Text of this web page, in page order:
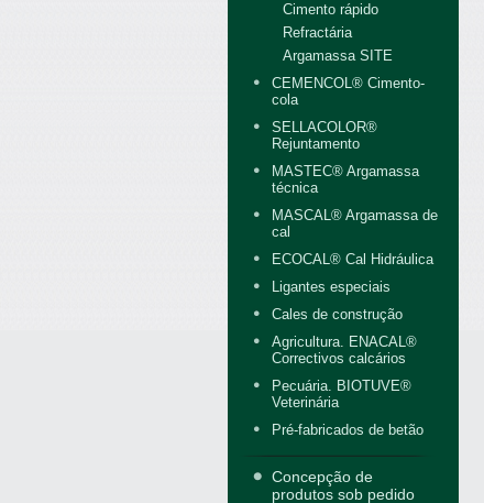
Cimento rápido
Refractária
Argamassa SITE
CEMENCOL® Cimento-
cola
SELLACOLOR®
Rejuntamento
MASTEC® Argamassa
técnica
MASCAL® Argamassa de
cal
ECOCAL® Cal Hidráulica
Ligantes especiais
Cales de construção
Agricultura. ENACAL®
Correctivos calcários
Pecuária. BIOTUVE®
Veterinária
Pré-fabricados de betão
Concepção de
produtos sob pedido